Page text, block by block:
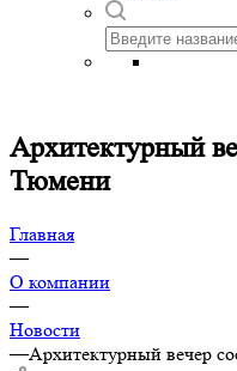
Архитектурный
Тюмени
Главная
—
О компании
—
Новости
—Архитектурный вечер